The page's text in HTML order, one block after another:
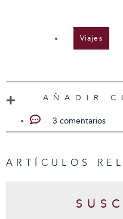
Viajes
AÑADIR
3 comentarios
ARTÍCULOS